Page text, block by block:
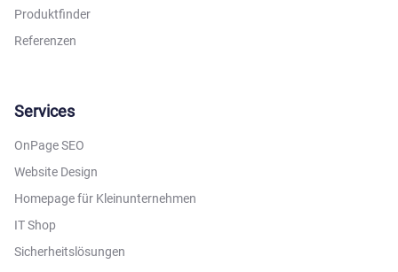
Produktfinder
Referenzen
Services
OnPage SEO
Website Design
Homepage für Kleinunternehmen
IT Shop
Sicherheitslösungen